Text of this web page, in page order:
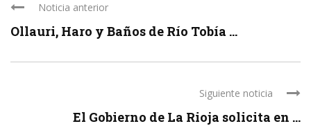
Noticia anterior
Ollauri, Haro y Baños de Río Tobía ...
Siguiente noticia
El Gobierno de La Rioja solicita en ...